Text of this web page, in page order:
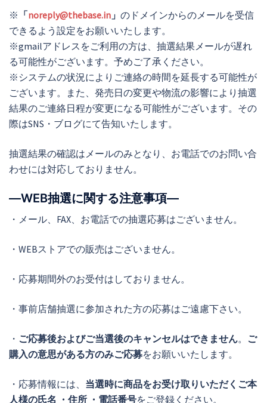
※ 「noreply@thebase.in 」 のドメインからのメールを受信
できるよう設定をお願いいたします。
※gmailアドレスをご利用の方は、抽選結果メールが遅れ
る可能性がございます。予めご了承ください。
※システムの状況によりご連絡の時間を延長する可能性が
ございます。また、発売日の変更や物流の影響により抽選
結果のご連絡日程が変更になる可能性がございます。その
際はSNS・ブログにて告知いたします。
抽選結果の確認はメールのみとなり、お電話でのお問い合
わせには対応しておりません。
―WEB抽選に関する注意事項―
・メール、FAX、お電話での抽選応募はございません。
・WEBストアでの販売はございません。
・応募期間外のお受付はしておりません。
・事前店舗抽選に参加された方の応募はご遠慮下さい。
・ ご応募後およびご当選後のキャンセルはできません。 ご
購入の意思がある方のみご応募をお願いいたします。
・応募情報には、 当選時に商品をお受け取りいただくご本
人様の氏名 ・住所 ・電話番号をご登録ください。